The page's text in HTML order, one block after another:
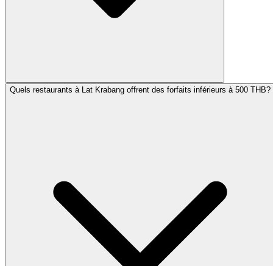
Quels restaurants à Lat Krabang offrent des forfaits inférieurs à 500 THB?